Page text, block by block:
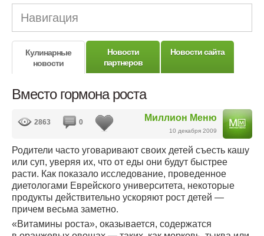
Навигация
Кулинарные
новости
Новости
партнеров
Новости сайта
Вместо гормона роста
Миллион Меню
10 декабря 2009
2863 0
Родители часто уговаривают своих детей съесть кашу
или суп, уверяя их, что от еды они будут быстрее
расти. Как показало исследование, проведенное
диетологами Еврейского университета, некоторые
продукты действительно ускоряют рост детей —
причем весьма заметно.
«Витамины роста», оказывается, содержатся